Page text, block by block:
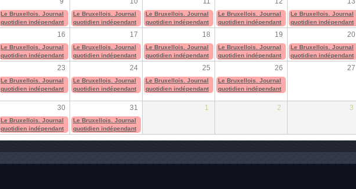
Le Bruxellois. Journal
quotidien indépendant
Le Bruxellois. Journal
quotidien indépendant
Le Bruxellois. Journal
quotidien indépendant
Le Bruxellois. Journal
quotidien indépendant
Le Bruxellois. Journal
quotidien indépendant
16 17 18 19 20
Le Bruxellois. Journal
quotidien indépendant
Le Bruxellois. Journal
quotidien indépendant
Le Bruxellois. Journal
quotidien indépendant
Le Bruxellois. Journal
quotidien indépendant
Le Bruxellois. Journal
quotidien indépendant
23 24 25 26 27
Le Bruxellois. Journal
quotidien indépendant
Le Bruxellois. Journal
quotidien indépendant
Le Bruxellois. Journal
quotidien indépendant
Le Bruxellois. Journal
quotidien indépendant
30 31 1 2 3
Le Bruxellois. Journal
quotidien indépendant
Le Bruxellois. Journal
quotidien indépendant